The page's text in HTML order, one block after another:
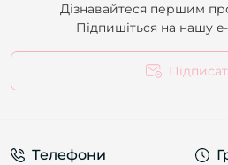
Дізнавайтеся першим
Підпишіться на нашу
Телефони